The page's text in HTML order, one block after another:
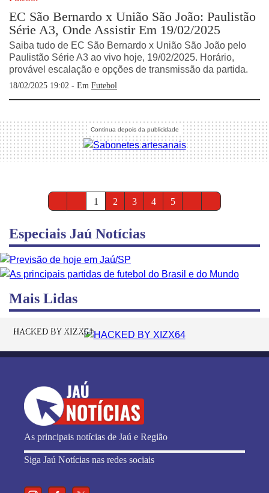
EC São Bernardo x União São João: Paulistão
Série A3, Onde Assistir Em 19/02/2025
Saiba tudo de EC São Bernardo x União São João pelo
Paulistão Série A3 ao vivo hoje, 19/02/2025. Horário,
provável escalação e opções de transmissão da partida.
18/02/2025 19:02 - Em Futebol
1 2 3 4 5
Especiais Jaú Notícias
Mais Lidas
HACKED BY XIZX64
As principais notícias de Jaú e Região
Siga Jaú Notícias nas redes sociais